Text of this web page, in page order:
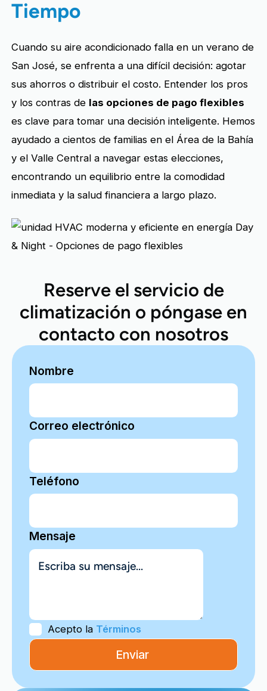
Tiempo
Cuando su aire acondicionado falla en un verano de
San José, se enfrenta a una difícil decisión: agotar
sus ahorros o distribuir el costo. Entender los pros
y los contras de las opciones de pago flexibles
es clave para tomar una decisión inteligente. Hemos
ayudado a cientos de familias en el Área de la Bahía
y el Valle Central a navegar estas elecciones,
encontrando un equilibrio entre la comodidad
inmediata y la salud financiera a largo plazo.
Reserve el servicio de
climatización o póngase en
contacto con nosotros
Nombre
Correo electrónico
Teléfono
Mensaje
Acepto la Términos